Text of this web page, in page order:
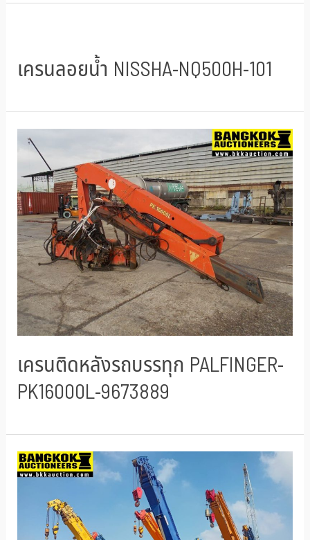
เครนลอยน้ำ NISSHA-NQ500H-101
เครนติดหลังรถบรรทุก PALFINGER-
PK16000L-9673889